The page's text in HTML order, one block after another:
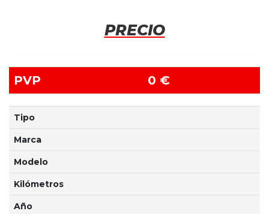
PRECIO
PVP 0 €
Tipo
Marca
Modelo
Kilómetros
Año